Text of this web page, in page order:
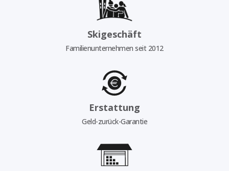
Skigeschäft
Familienunternehmen seit 2012
Erstattung
Geld-zurück-Garantie